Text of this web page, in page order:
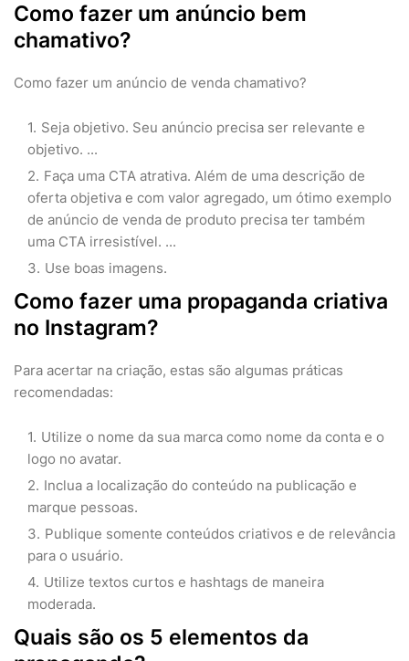
Como fazer um anúncio bem
chamativo?
Como fazer um anúncio de venda chamativo?
Seja objetivo. Seu anúncio precisa ser relevante e
objetivo. ...
Faça uma CTA atrativa. Além de uma descrição de
oferta objetiva e com valor agregado, um ótimo exemplo
de anúncio de venda de produto precisa ter também
uma CTA irresistível. ...
Use boas imagens.
Como fazer uma propaganda criativa
no Instagram?
Para acertar na criação, estas são algumas práticas
recomendadas:
Utilize o nome da sua marca como nome da conta e o
logo no avatar.
Inclua a localização do conteúdo na publicação e
marque pessoas.
Publique somente conteúdos criativos e de relevância
para o usuário.
Utilize textos curtos e hashtags de maneira
moderada.
Quais são os 5 elementos da